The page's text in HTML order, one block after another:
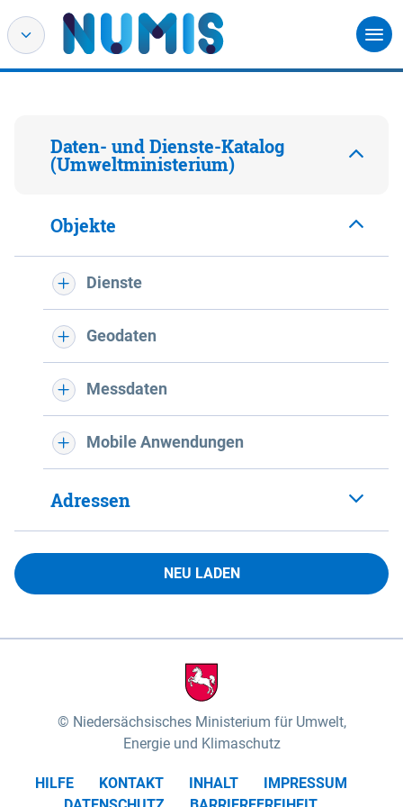
Daten- und Dienste-Katalog
(Umweltministerium)
Objekte
Dienste
Geodaten
Messdaten
Mobile Anwendungen
Adressen
NEU LADEN
Niedersächsisches Ministerium für Umwelt,
Energie und Klimaschutz
HILFE KONTAKT INHALT
IMPRESSUM